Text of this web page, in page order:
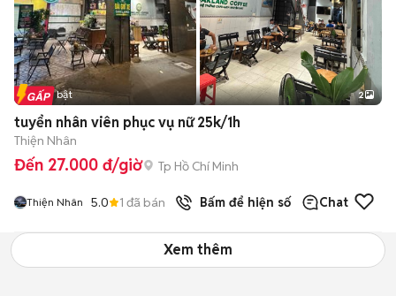
Tin nổi bật 2
tuyển nhân viên phục vụ nữ 25k/1h
Thiện Nhân
Đến 27.000 đ/giờ Tp Hồ Chí Minh
Thiện Nhân 5.0 1 đã bán Bấm để hiện số Chat
Xem thêm